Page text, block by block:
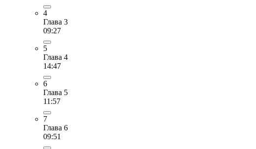
4
Глава 3
09:27
5
Глава 4
14:47
6
Глава 5
11:57
7
Глава 6
09:51